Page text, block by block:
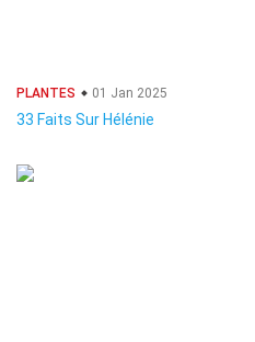
PLANTES 01 Jan 2025
33 Faits Sur Hélénie